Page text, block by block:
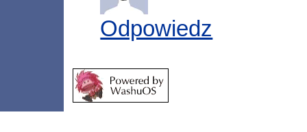
Odpowiedz